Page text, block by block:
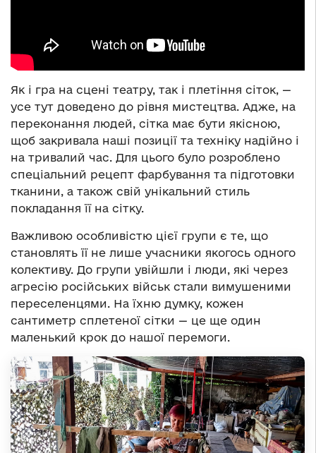
Як і гра на сцені театру, так і плетіння сіток, —
усе тут доведено до рівня мистецтва. Адже, на
переконання людей, сітка має бути якісною,
щоб закривала наші позиції та техніку надійно і
на тривалий час. Для цього було розроблено
спеціальний рецепт фарбування та підготовки
тканини, а також свій унікальний стиль
покладання її на сітку.
Важливою особливістю цієї групи є те, що
становлять її не лише учасники якогось одного
колективу. До групи увійшли і люди, які через
агресію російських військ стали вимушеними
переселенцями. На їхню думку, кожен
сантиметр сплетеної сітки — це ще один
маленький крок до нашої перемоги.